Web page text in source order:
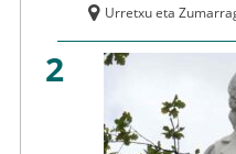
Urretxu eta
2